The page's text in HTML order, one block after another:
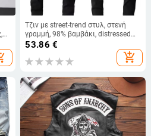
Τζιν με street-trend στυλ, στενή
γραμμή, 98% βαμβάκι, distressed
εφέ πλύσης
53.86 €
add_shopping_cart